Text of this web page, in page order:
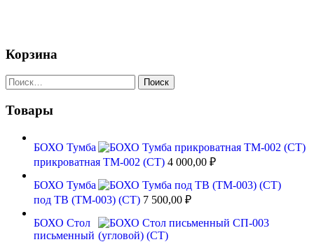
Корзина
Найти:
Товары
БОХО Тумба
прикроватная ТМ-002 (СТ) 4 000,00 ₽
БОХО Тумба
под ТВ (ТМ-003) (СТ) 7 500,00 ₽
БОХО Стол
письменный